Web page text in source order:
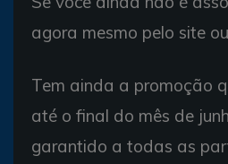
agora mesmo pelo site
Tem ainda a promoção
até o final do mês de
garantido a todas as